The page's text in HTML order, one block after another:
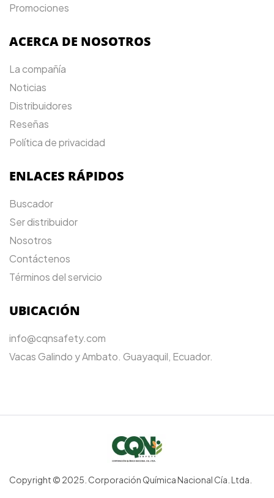
Promociones
ACERCA DE NOSOTROS
La compañía
Noticias
Distribuidores
Reseñas
Política de privacidad
ENLACES RÁPIDOS
Buscador
Ser distribuidor
Nosotros
Contáctenos
Términos del servicio
UBICACIÓN
info@cqnsafety.com
Vacas Galindo y Ambato. Guayaquil, Ecuador.
Copyright © 2025. Corporación Química Nacional Cía. Ltda.